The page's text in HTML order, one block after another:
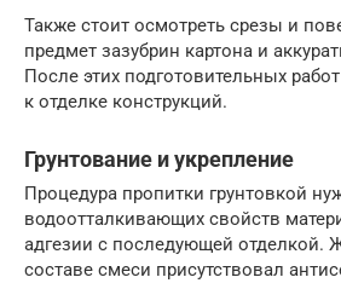
Также стоит осмотреть срезы и
предмет зазубрин картона и
После этих подготовительных
к отделке конструкций.
Грунтование и укрепление
Процедура пропитки грунтовкой
водоотталкивающих свойств
адгезии с последующей отделкой.
составе смеси присутствовал